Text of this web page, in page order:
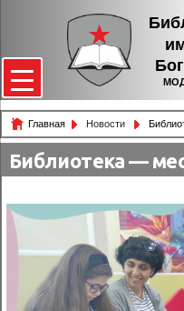
Главная Новости
Библиотека —